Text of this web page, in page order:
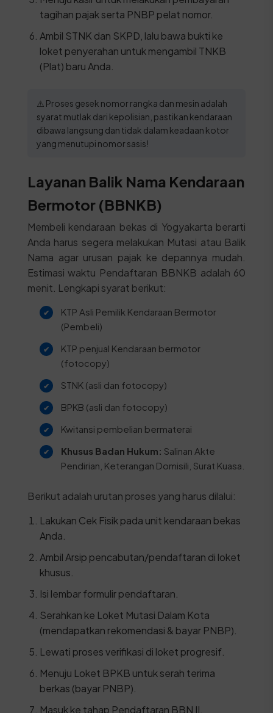
tagihan pajak serta PNBP pelat nomor.
Ambil STNK dan SKPD, lalu bawa bukti ke
loket penyerahan untuk mengambil TNKB
(Plat) baru Anda.
⚠️ Proses gesek nomor rangka dan mesin adalah
syarat mutlak dari kepolisian, pastikan kendaraan
dibawa langsung dan tidak dalam keadaan kotor
yang menutupi nomor sasis!
Layanan Balik Nama Kendaraan
Bermotor (BBNKB)
Membeli kendaraan bekas di Yogyakarta berarti
Anda harus segera melakukan Mutasi atau Balik
Nama agar urusan pajak ke depannya mudah.
Estimasi waktu Pendaftaran BBNKB adalah 60
menit. Lengkapi syarat berikut:
KTP Asli Pemilik Kendaraan Bermotor
(Pembeli)
KTP penjual Kendaraan bermotor
(fotocopy)
STNK (asli dan fotocopy)
BPKB (asli dan fotocopy)
Kwitansi pembelian bermaterai
Khusus Badan Hukum: Salinan Akte
Pendirian, Keterangan Domisili, Surat Kuasa.
Berikut adalah urutan proses yang harus dilalui:
Lakukan Cek Fisik pada unit kendaraan bekas
Anda.
Ambil Arsip pencabutan/pendaftaran di loket
khusus.
Isi lembar formulir pendaftaran.
Serahkan ke Loket Mutasi Dalam Kota
(mendapatkan rekomendasi & bayar PNBP).
Lewati proses verifikasi di loket progresif.
Menuju Loket BPKB untuk serah terima
berkas (bayar PNBP).
Masuk ke tahap Pendaftaran BBN II.